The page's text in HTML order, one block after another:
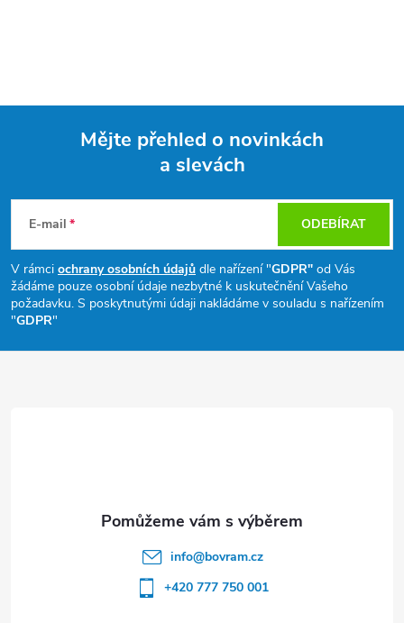
p
a
t
Mějte přehled o novinkách
a slevách
E-mail
V rámci ochrany osobních údajů dle nařízení "GDPR" od Vás
žádáme pouze osobní údaje nezbytné k uskutečnění Vašeho
požadavku. S poskytnutými údaji nakládáme v souladu s nařízením
"GDPR"
ODEBÍRAT
info@bovram.cz
+420 777 750 001